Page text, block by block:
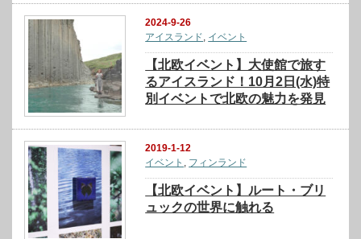
2024-9-26
アイスランド イベント
【北欧イベント】大使館で旅す
るアイスランド！10月2日(水)特
別イベントで北欧の魅力を発見
2019-1-12
イベント , フィンランド
【北欧イベント】ルート・ブリ
ュックの世界に触れる